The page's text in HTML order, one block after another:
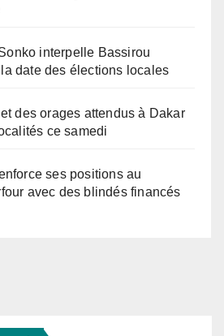
interpelle Bassirou
date des élections locales
des orages attendus à Dakar
ce samedi
ses positions au
avec des blindés financés